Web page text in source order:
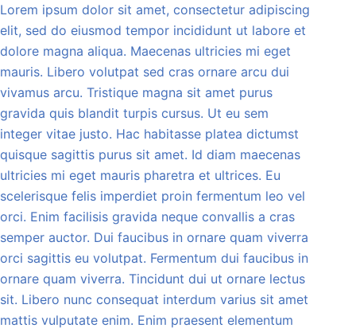
Lorem ipsum dolor sit amet, consectetur adipiscing
elit, sed do eiusmod tempor incididunt ut labore et
dolore magna aliqua. Maecenas ultricies mi eget
mauris. Libero volutpat sed cras ornare arcu dui
vivamus arcu. Tristique magna sit amet purus
gravida quis blandit turpis cursus. Ut eu sem
integer vitae justo. Hac habitasse platea dictumst
quisque sagittis purus sit amet. Id diam maecenas
ultricies mi eget mauris pharetra et ultrices. Eu
scelerisque felis imperdiet proin fermentum leo vel
orci. Enim facilisis gravida neque convallis a cras
semper auctor. Dui faucibus in ornare quam viverra
orci sagittis eu volutpat. Fermentum dui faucibus in
ornare quam viverra. Tincidunt dui ut ornare lectus
sit. Libero nunc consequat interdum varius sit amet
mattis vulputate enim. Enim praesent elementum